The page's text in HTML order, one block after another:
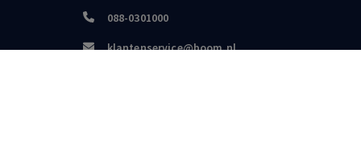
088-0301000
klantenservice@boom.nl